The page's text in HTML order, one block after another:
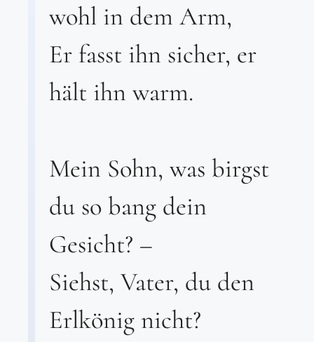
wohl in dem Arm,
Er fasst ihn sicher, er
hält ihn warm.
Mein Sohn, was birgst
du so bang dein
Gesicht? –
Siehst, Vater, du den
Erlkönig nicht?